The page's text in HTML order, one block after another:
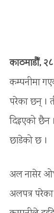
काठमाडौँ,
कम्पनीमा
परेका छन् ।
दिइएको छैन
छाडेको छ ।
अल नासेर
अलपत्र